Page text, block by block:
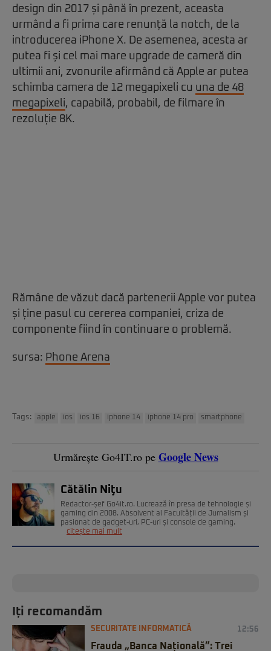
design din 2017 și până în prezent, aceasta
urmând a fi prima care renunță la notch, de la
introducerea iPhone X. De asemenea, acesta ar
putea fi și cel mai mare upgrade de cameră din
ultimii ani, zvonurile afirmând că Apple ar putea
schimba camera de 12 megapixeli cu una de 48
megapixeli, capabilă, probabil, de filmare în
rezoluție 8K.
Rămâne de văzut dacă partenerii Apple vor putea
și ține pasul cu cererea companiei, criza de
componente fiind în continuare o problemă.
sursa: Phone Arena
Tags: apple ios ios 16 iphone 14 iphone 14 pro smartphone
Urmărește Go4IT.ro pe Google News
Cătălin Niţu
Redactor-șef Go4it.ro. Lucrează în presa de tehnologie și
gaming din 2008. Absolvent al Facultății de Jurnalism și
pasionat de gadget-uri, PC-uri și console de gaming.
citește mai mult
Iți recomandăm
SECURITATE INFORMATICĂ 12:56
Frauda „Banca Națională”: Trei